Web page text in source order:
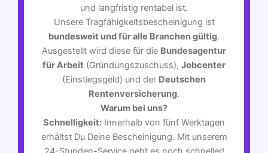
und langfristig rentabel ist.
Unsere Tragfähigkeitsbescheinigung ist
bundesweit und für alle Branchen gültig.
Ausgestellt wird diese für die Bundesagentur
für Arbeit (Gründungszuschuss), Jobcenter
(Einstiegsgeld) und der Deutschen
Rentenversicherung.
Warum bei uns?
Schnelligkeit: Innerhalb von fünf Werktagen
erhältst Du Deine Bescheinigung. Mit unserem